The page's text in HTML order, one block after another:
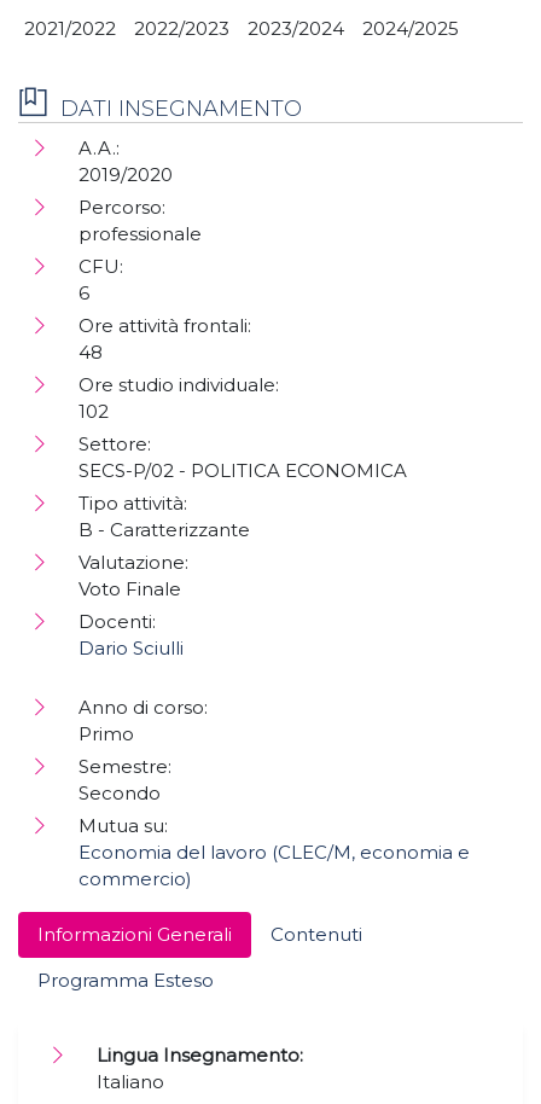
2021/2022 2022/2023 2023/2024 2024/2025
Informazioni Generali
Contenuti
Programma Esteso
Lingua Insegnamento:
Italiano
DATI INSEGNAMENTO
A.A.:
2019/2020
Percorso:
professionale
CFU:
6
Ore attività frontali:
48
Ore studio individuale:
102
Settore:
SECS-P/02 - POLITICA ECONOMICA
Tipo attività:
B - Caratterizzante
Valutazione:
Voto Finale
Docenti:
Dario Sciulli
Anno di corso:
Primo
Semestre:
Secondo
Mutua su:
Economia del lavoro (CLEC/M, economia e
commercio)